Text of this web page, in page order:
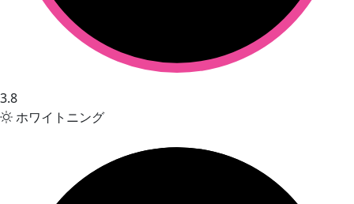
3.8
ホワイトニング